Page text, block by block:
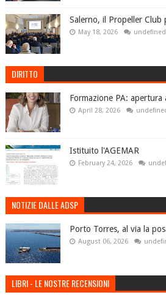
Salerno, il Propeller Club
May 18, 2026 undefined
DIRITTO
Formazione PA: apertura
April 28, 2026
Istituito l'AGEMAR
February 24, 2026
NOTIZIE DALLE ADSP
Porto Torres, al via la
August 06, 2026
LIBRI - LE NOSTRE RECENSIONI